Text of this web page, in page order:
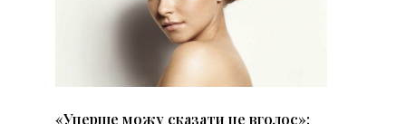
«Уперше можу сказати це вголос»: